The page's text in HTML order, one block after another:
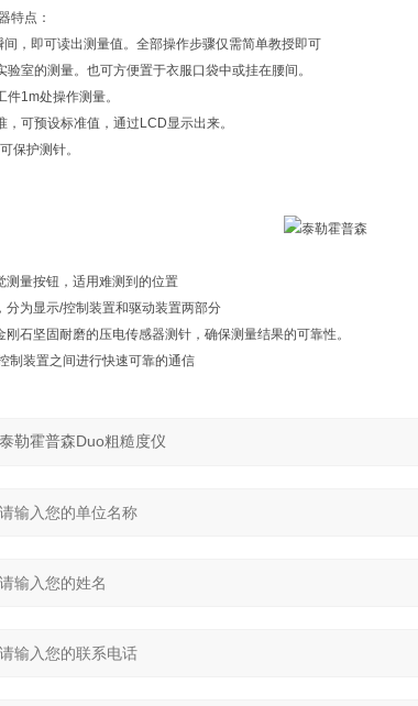
特点：
，即可读出测量值。全部操作步骤仅需简单教授即可
室的测量。也可方便置于衣服口袋中或挂在腰间。
1m处操作测量。
可预设标准值，通过LCD显示出来。
保护测针。
测量按钮，适用难测到的位置
分为显示/控制装置和驱动装置两部分
刚石坚固耐磨的压电传感器测针，确保测量结果的可靠性。
制装置之间进行快速可靠的通信